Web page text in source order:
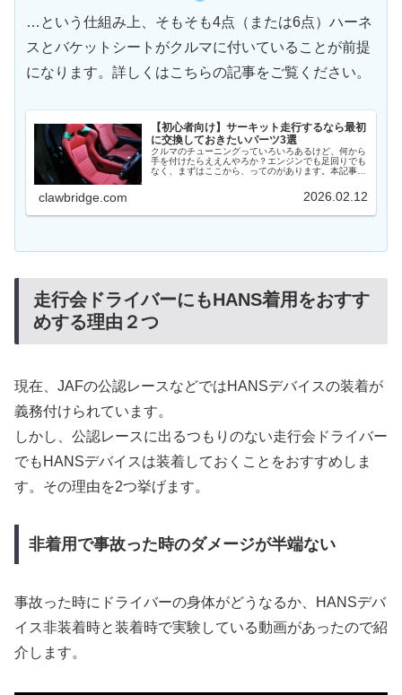
…という仕組み上、そもそも4点（または6点）ハーネ
スとバケットシートがクルマに付いていることが前提
になります。詳しくはこちらの記事をご覧ください。
【初心者向け】サーキット走行するなら最初
に交換しておきたいパーツ3選
クルマのチューニングっていろいろあるけど、何から
手を付けたらええんやろか？エンジンでも足回りでも
なく、まずはここから、ってのがあります。本記事で
パーツについて解説します。初心者であればこそ、
clawbridge.com 2026.02.12
走行会ドライバーにもHANS着用をおすす
めする理由２つ
現在、JAFの公認レースなどではHANSデバイスの装着が
義務付けられています。
しかし、公認レースに出るつもりのない走行会ドライバー
でもHANSデバイスは装着しておくことをおすすめしま
す。その理由を2つ挙げます。
非着用で事故った時のダメージが半端ない
事故った時にドライバーの身体がどうなるか、HANSデバ
イス非装着時と装着時で実験している動画があったので紹
介します。